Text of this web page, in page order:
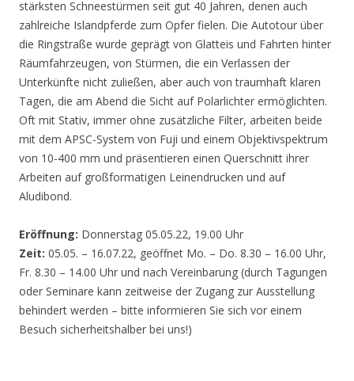
stärksten Schneestürmen seit gut 40 Jahren, denen auch
zahlreiche Islandpferde zum Opfer fielen. Die Autotour über
die Ringstraße wurde geprägt von Glatteis und Fahrten hinter
Räumfahrzeugen, von Stürmen, die ein Verlassen der
Unterkünfte nicht zuließen, aber auch von traumhaft klaren
Tagen, die am Abend die Sicht auf Polarlichter ermöglichten.
Oft mit Stativ, immer ohne zusätzliche Filter, arbeiten beide
mit dem APSC-System von Fuji und einem Objektivspektrum
von 10-400 mm und präsentieren einen Querschnitt ihrer
Arbeiten auf großformatigen Leinendrucken und auf
Aludibond.
Eröffnung: Donnerstag 05.05.22, 19.00 Uhr
Zeit: 05.05. – 16.07.22, geöffnet Mo. – Do. 8.30 – 16.00 Uhr,
Fr. 8.30 – 14.00 Uhr und nach Vereinbarung (durch Tagungen
oder Seminare kann zeitweise der Zugang zur Ausstellung
behindert werden – bitte informieren Sie sich vor einem
Besuch sicherheitshalber bei uns!)